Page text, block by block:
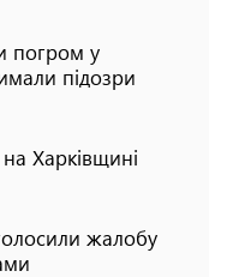
погром у
підозри
Харківщині
жалобу